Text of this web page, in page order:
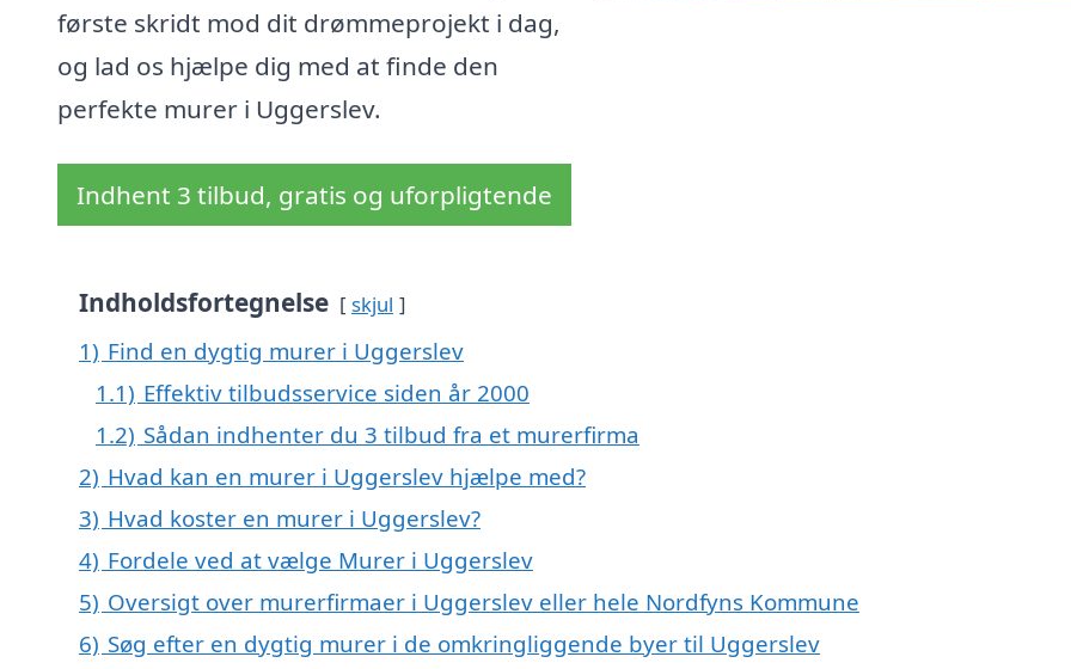
første skridt mod dit drømmeprojekt i dag,
og lad os hjælpe dig med at finde den
perfekte murer i Uggerslev.
Indhent 3 tilbud, gratis og uforpligtende
Indholdsfortegnelse skjul
1) Find en dygtig murer i Uggerslev
1.1) Effektiv tilbudsservice siden år 2000
1.2) Sådan indhenter du 3 tilbud fra et murerfirma
2) Hvad kan en murer i Uggerslev hjælpe med?
3) Hvad koster en murer i Uggerslev?
4) Fordele ved at vælge Murer i Uggerslev
5) Oversigt over murerfirmaer i Uggerslev eller hele Nordfyns Kommune
6) Søg efter en dygtig murer i de omkringliggende byer til Uggerslev